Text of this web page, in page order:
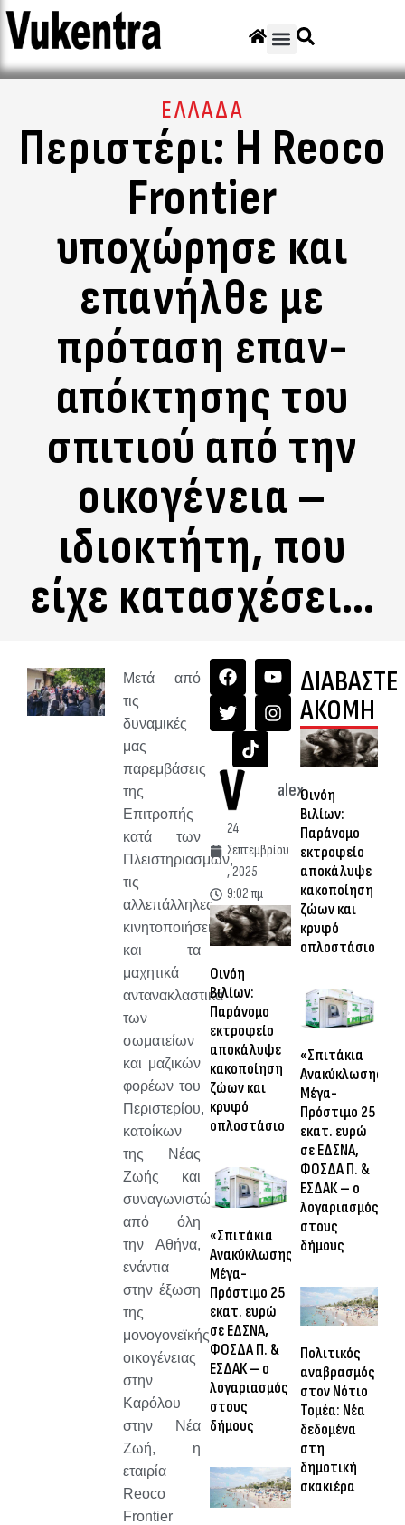
ΕΛΛΑΔΑ
Περιστέρι: Η Reoco
Frontier
υποχώρησε και
επανήλθε με
πρόταση επαν-
απόκτησης του
σπιτιού από την
οικογένεια –
ιδιοκτήτη, που
είχε κατασχέσει…
Μετά από
τις
δυναμικές
μας
παρεμβάσεις
της
Επιτροπής
κατά των
Πλειστηριασμών,
τις
αλλεπάλληλες
κινητοποιήσεις
και τα
μαχητικά
αντανακλαστικά
των
σωματείων
και μαζικών
φορέων του
Περιστερίου,
κατοίκων
της Νέας
Ζωής και
συναγωνιστών
από όλη
την Αθήνα,
ενάντια
στην έξωση
της
μονογονεϊκής
οικογένειας
στην
Καρόλου
στην Νέα
Ζωή, η
εταιρία
Reoco
Frontier
alex
24
Σεπτεμβρίου
, 2025
9:02 πμ
Οινόη
Βιλίων:
Παράνομο
εκτροφείο
αποκάλυψε
κακοποίηση
ζώων και
κρυφό
οπλοστάσιο
«Σπιτάκια
Ανακύκλωσης»:
Μέγα-
Πρόστιμο 25
εκατ. ευρώ
σε ΕΔΣΝΑ,
ΦΟΣΔΑ Π. &
ΕΣΔΑΚ – ο
λογαριασμός
στους
δήμους
ΔΙΑΒΑΣΤΕ
ΑΚΟΜΗ
Οινόη
Βιλίων:
Παράνομο
εκτροφείο
αποκάλυψε
κακοποίηση
ζώων και
κρυφό
οπλοστάσιο
«Σπιτάκια
Ανακύκλωσης»:
Μέγα-
Πρόστιμο 25
εκατ. ευρώ
σε ΕΔΣΝΑ,
ΦΟΣΔΑ Π. &
ΕΣΔΑΚ – ο
λογαριασμός
στους
δήμους
Πολιτικός
αναβρασμός
στον Νότιο
Τομέα: Νέα
δεδομένα
στη
δημοτική
σκακιέρα